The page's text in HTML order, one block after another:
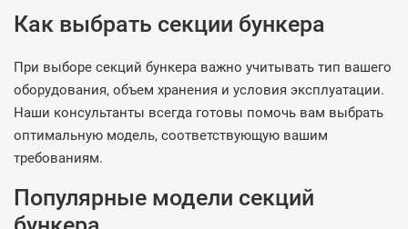
Как выбрать секции бункера
При выборе секций бункера важно учитывать тип вашего
оборудования, объем хранения и условия эксплуатации.
Наши консультанты всегда готовы помочь вам выбрать
оптимальную модель, соответствующую вашим
требованиям.
Популярные модели секций